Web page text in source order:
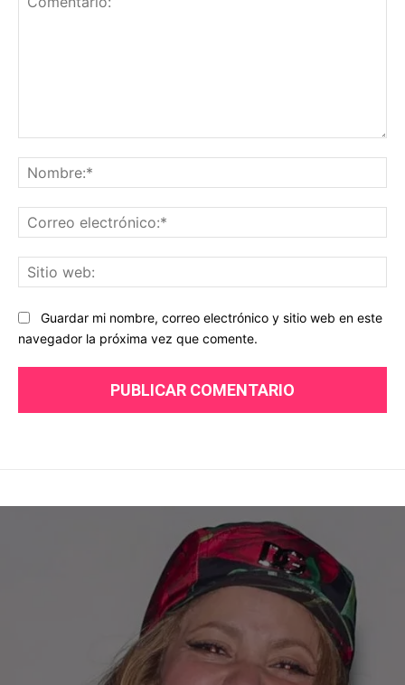
Guardar mi nombre, correo electrónico y sitio web en este
navegador la próxima vez que comente.